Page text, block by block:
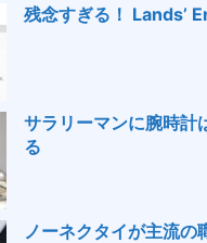
残念すぎる！ Lands’
サラリーマンに腕時計
る
ノーネクタイが主流の